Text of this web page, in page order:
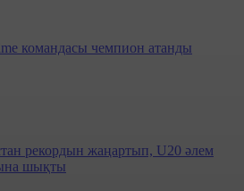
командасы чемпион атанды
рекордын жаңартып, U20 әлем
шықты